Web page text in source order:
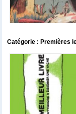
Catégorie : Premières